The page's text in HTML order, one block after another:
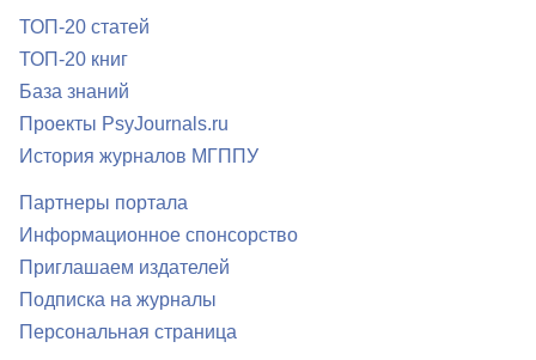
ТОП-20 статей
ТОП-20 книг
База знаний
Проекты PsyJournals.ru
История журналов МГППУ
Партнеры портала
Информационное спонсорство
Приглашаем издателей
Подписка на журналы
Персональная страница